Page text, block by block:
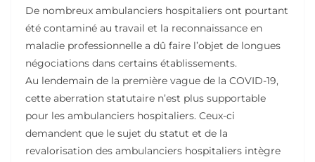
De nombreux ambulanciers hospitaliers ont pourtant
été contaminé au travail et la reconnaissance en
maladie professionnelle a dû faire l’objet de longues
négociations dans certains établissements.
Au lendemain de la première vague de la COVID-19,
cette aberration statutaire n’est plus supportable
pour les ambulanciers hospitaliers. Ceux-ci
demandent que le sujet du statut et de la
revalorisation des ambulanciers hospitaliers intègre